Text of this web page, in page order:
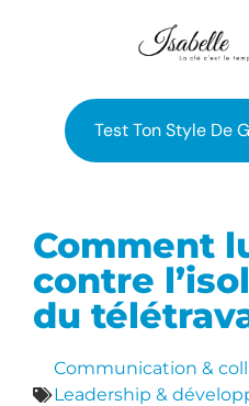
Test Ton Style De
Comment
contre
du
Communication &
Leadership &